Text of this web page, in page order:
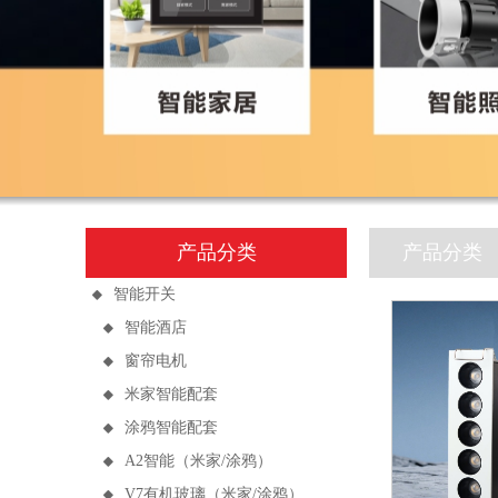
产品分类
 智能开关
 智能酒店
 窗帘电机
 米家智能配套
 涂鸦智能配套
 A2智能（米家/涂鸦）
 V7有机玻璃（米家/涂鸦）
产品分类